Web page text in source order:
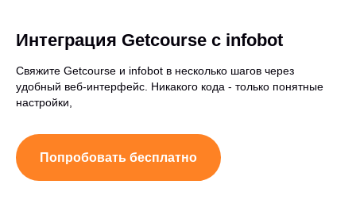
Интеграция Getcourse с infobot
Свяжите Getcourse и infobot в несколько шагов через
удобный веб-интерфейс. Никакого кода - только понятные
настройки,
Попробовать бесплатно